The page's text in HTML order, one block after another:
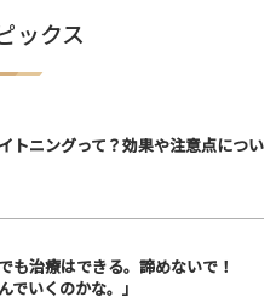
ックス
トニングって？効果や注意点につい
も治療はできる。諦めないで！
でいくのかな。」